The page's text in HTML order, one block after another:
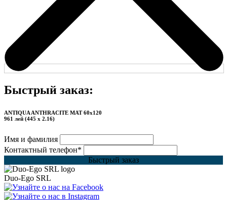
Быстрый заказ:
ANTIQUA ANTHRACITE MAT 60x120
961 лей (445 x 2.16)
Имя и фамилия
Контактный телефон*
Быстрый заказ
Duo-Ego SRL